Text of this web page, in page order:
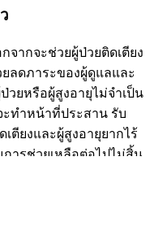
จากจะช่วยผู้ป่วยติดเตียง
ยลดภาระของผู้ดูแลและ
วยหรือผู้สูงอายุไม่จำเป็น
ะทำหน้าที่ประสาน รับ
ตียงและผู้สูงอายุยากไร้
ารช่วยเหลือต่อไปไม่สิ้น